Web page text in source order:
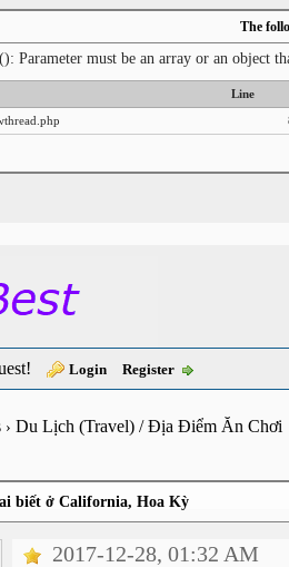
The
Parameter must be an array or an object
Line
Login Register
›Du Lịch (Travel) / Địa Điểm Ăn Chơi
biết ở California, Hoa Kỳ
2017-12-28, 01:32 AM